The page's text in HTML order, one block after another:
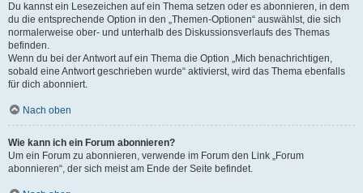
Du kannst ein Lesezeichen auf ein Thema setzen oder es abonnieren, in dem
du die entsprechende Option in den „Themen-Optionen“ auswählst, die sich
normalerweise ober- und unterhalb des Diskussionsverlaufs des Themas
befinden.
Wenn du bei der Antwort auf ein Thema die Option „Mich benachrichtigen,
sobald eine Antwort geschrieben wurde“ aktivierst, wird das Thema ebenfalls
für dich abonniert.
Nach oben
Wie kann ich ein Forum abonnieren?
Um ein Forum zu abonnieren, verwende im Forum den Link „Forum
abonnieren“, der sich meist am Ende der Seite befindet.